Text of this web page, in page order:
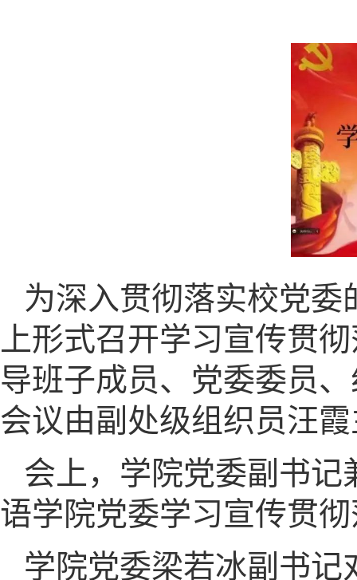
为深入贯彻落实校党委
上形式召开学习宣传贯
导班子成员、党委委员
会议由副处级组织员汪
会上，学院党委副书
语学院党委学习宣传贯
学院党委梁若冰副书